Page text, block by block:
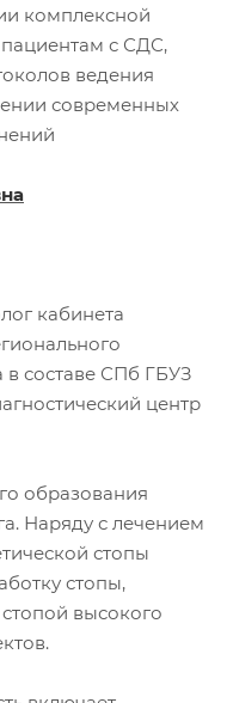
комплексной
с СДС,
ведения
современных
кабинета
в составе СПб ГБУЗ
центр
образования
Наряду с лечением
стопы
стопы,
высокого